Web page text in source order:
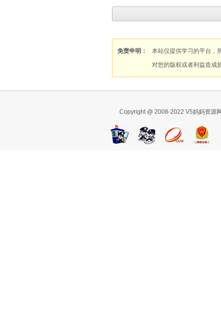
免责申明：
本站仅提供学习的平台，
对您的版权或者利益造成
Copyright @ 2008-2022 V5妈妈资源